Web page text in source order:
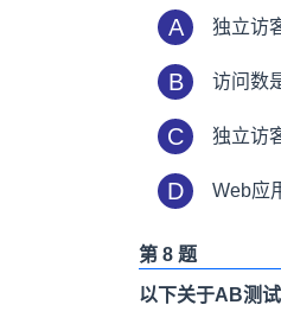
A 独立访
B 访问数
C 独立访
D Web应
第 8 题
以下关于AB测